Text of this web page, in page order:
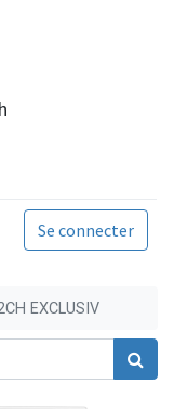
Se connecter
EXCLUSIV